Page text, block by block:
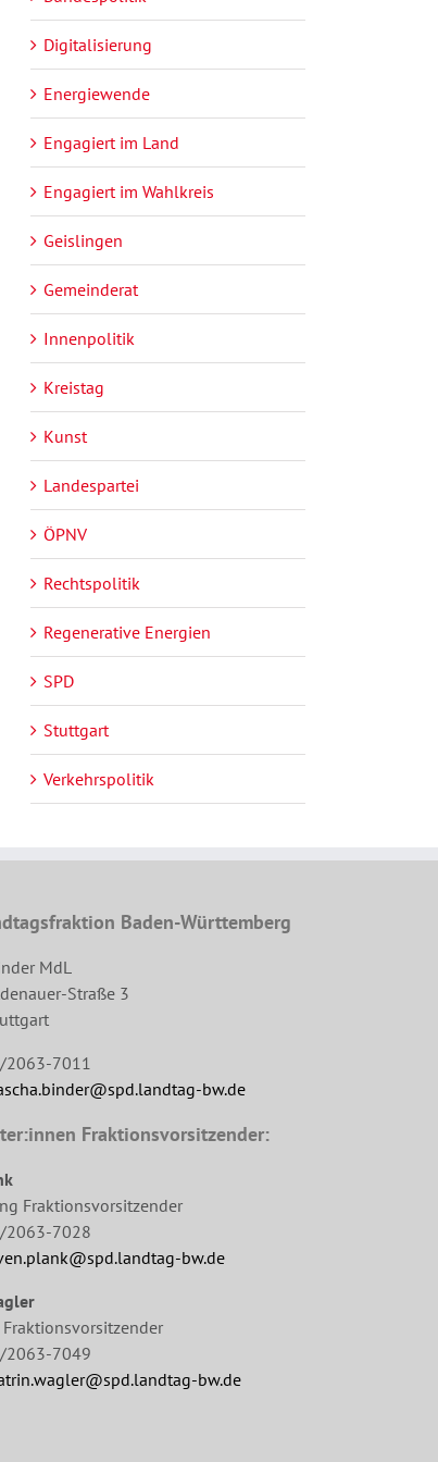
Digitalisierung
Energiewende
Engagiert im Land
Engagiert im Wahlkreis
Geislingen
Gemeinderat
Innenpolitik
Kreistag
Kunst
Landespartei
ÖPNV
Rechtspolitik
Regenerative Energien
SPD
Stuttgart
Verkehrspolitik
Baden-Württemberg
MdL
Straße 3
2063-7011
bw.de
Fraktionsvorsitzender:
Fraktionsvorsitzender
2063-7028
bw.de
Fraktionsvorsitzender
2063-7049
bw.de